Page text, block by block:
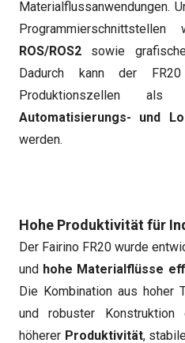
Materialflussanwendungen.
ROS/ROS2 sowie
Dadurch kann der
Produktionszellen
Automatisierungs- und
werden.
Hohe Produktivität für
Der Fairino FR20 wurde
und hohe Materialflüsse
Die Kombination aus hoher
und robuster
höherer Produktivität,